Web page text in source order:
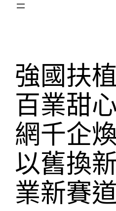
強國扶
百業甜
網千企
以舊換
業新賽